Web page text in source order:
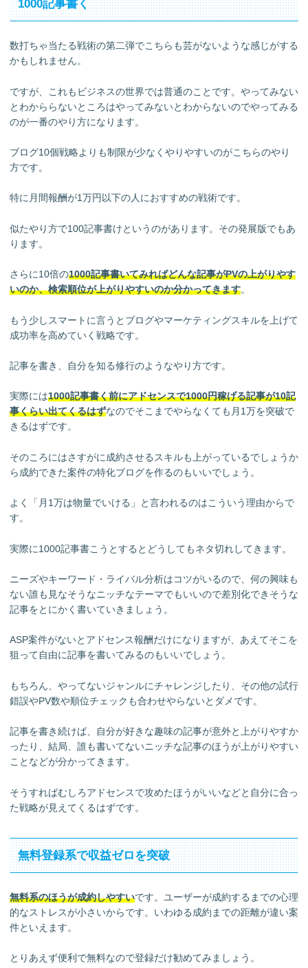
1000記事書く
数打ちゃ当たる戦術の第二弾でこちらも芸がないような感じがする
かもしれません。
ですが、これもビジネスの世界では普通のことです。やってみない
とわかららないところはやってみないとわからないのでやってみる
のが一番のやり方になります。
ブログ10個戦略よりも制限が少なくやりやすいのがこちらのやり
方です。
特に月間報酬が1万円以下の人におすすめの戦術です。
似たやり方で100記事書けというのがあります。その発展版でもあ
ります。
さらに10倍の1000記事書いてみればどんな記事がPVの上がりやす
いのか、検索順位が上がりやすいのか分かってきます。
もう少しスマートに言うとブログやマーケティングスキルを上げて
成功率を高めていく戦略です。
記事を書き、自分を知る修行のようなやり方です。
実際には1000記事書く前にアドセンスで1000円稼げる記事が10記
事くらい出てくるはずなのでそこまでやらなくても月1万を突破で
きるはずです。
そのころにはさすがに成約させるスキルも上がっているでしょうか
ら成約できた案件の特化ブログを作るのもいいでしょう。
よく「月1万は物量でいける」と言われるのはこういう理由からで
す。
実際に1000記事書こうとするとどうしてもネタ切れしてきます。
ニーズやキーワード・ライバル分析はコツがいるので、何の興味も
ない誰も見なそうなニッチなテーマでもいいので差別化できそうな
記事をとにかく書いていきましょう。
ASP案件がないとアドセンス報酬だけになりますが、あえてそこを
狙って自由に記事を書いてみるのもいいでしょう。
もちろん、やってないジャンルにチャレンジしたり、その他の試行
錯誤やPV数や順位チェックも合わせやらないとダメです。
記事を書き続けば、自分が好きな趣味の記事が意外と上がりやすか
ったり、結局、誰も書いてないニッチな記事のほうが上がりやすい
ことなどが分かってきます。
そうすればむしろアドセンスで攻めたほうがいいなどと自分に合っ
た戦略が見えてくるはずです。
無料登録系で収益ゼロを突破
無料系のほうが成約しやすいです。ユーザーが成約するまでの心理
的なストレスが小さいからです。いわゆる成約までの距離が違い案
件といえます。
とりあえず便利で無料なので登録だけ勧めてみましょう。